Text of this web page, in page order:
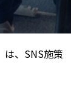
は、SNS施策